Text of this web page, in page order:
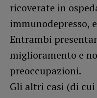
ricoverate in
immunodepresso,
Entrambi
miglioramento e
preoccupazioni.
Gli altri casi (di